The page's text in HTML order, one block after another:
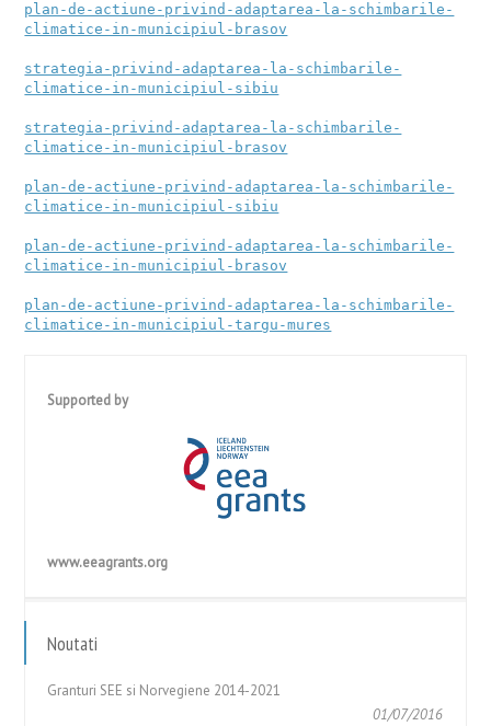
plan-de-actiune-privind-adaptarea-la-schimbarile-
climatice-in-municipiul-brasov
strategia-privind-adaptarea-la-schimbarile-
climatice-in-municipiul-sibiu
strategia-privind-adaptarea-la-schimbarile-
climatice-in-municipiul-brasov
plan-de-actiune-privind-adaptarea-la-schimbarile-
climatice-in-municipiul-sibiu
plan-de-actiune-privind-adaptarea-la-schimbarile-
climatice-in-municipiul-brasov
plan-de-actiune-privind-adaptarea-la-schimbarile-
climatice-in-municipiul-targu-mures
Supported by
www.eeagrants.org
Noutati
Granturi SEE si Norvegiene 2014-2021
01/07/2016